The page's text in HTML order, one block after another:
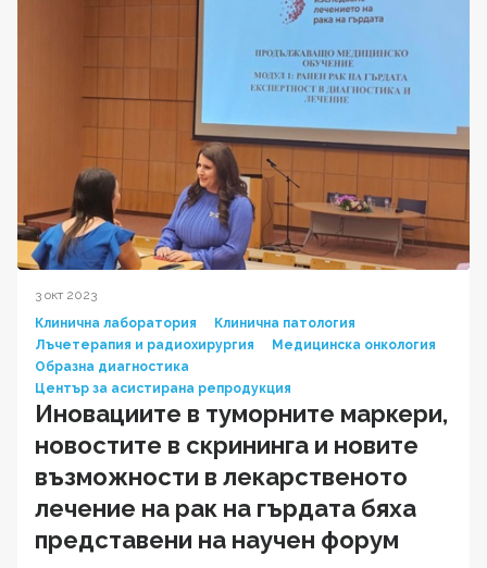
3 окт 2023
Клинична лаборатория
Клинична патология
Лъчетерапия и радиохирургия
Медицинска онкология
Образна диагностика
Център за асистирана репродукция
Иновациите в туморните маркери,
новостите в скрининга и новите
възможности в лекарственото
лечение на рак на гърдата бяха
представени на научен форум